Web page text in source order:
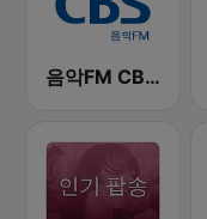
음악FM CBS 라디오 (Music FM)